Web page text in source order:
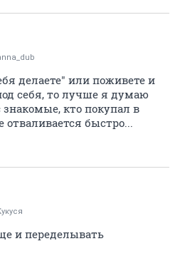
примерно шкафы вышли
сумму не могу сказать,
мебель кучей вместе с
одежды и стеллажом, но
у нас была